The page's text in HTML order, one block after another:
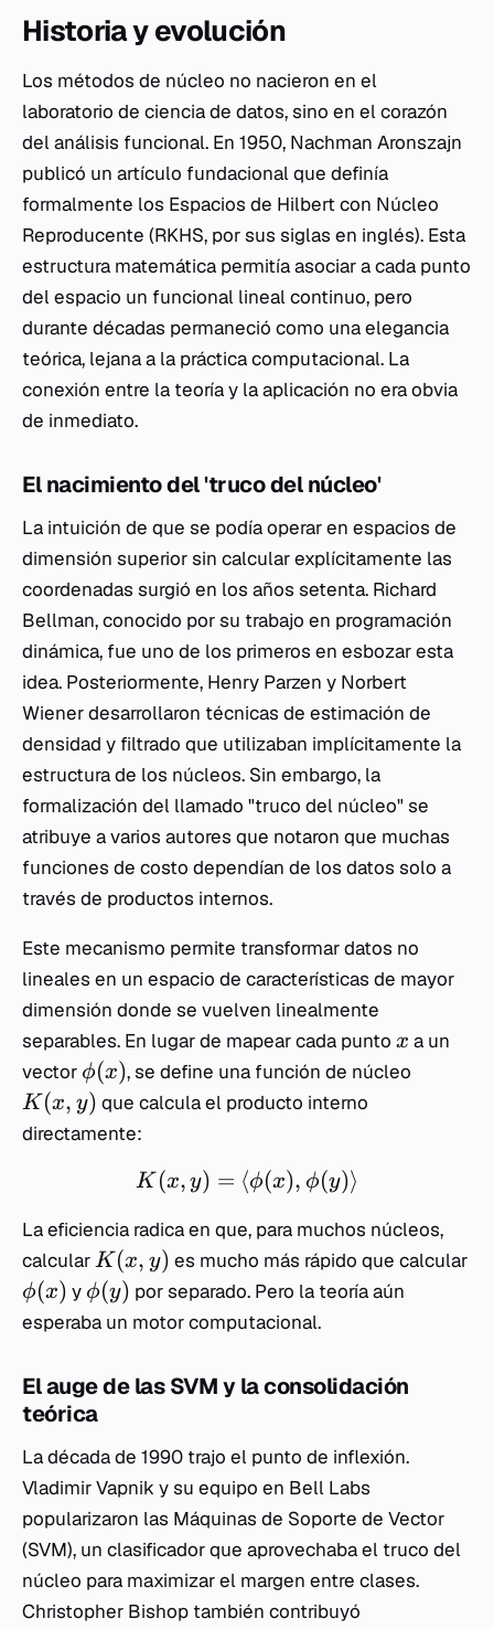
Historia y evolución
Los métodos de núcleo no nacieron en el
laboratorio de ciencia de datos, sino en el corazón
del análisis funcional. En 1950, Nachman Aronszajn
publicó un artículo fundacional que definía
formalmente los Espacios de Hilbert con Núcleo
Reproducente (RKHS, por sus siglas en inglés). Esta
estructura matemática permitía asociar a cada punto
del espacio un funcional lineal continuo, pero
durante décadas permaneció como una elegancia
teórica, lejana a la práctica computacional. La
conexión entre la teoría y la aplicación no era obvia
de inmediato.
El nacimiento del 'truco del núcleo'
La intuición de que se podía operar en espacios de
dimensión superior sin calcular explícitamente las
coordenadas surgió en los años setenta. Richard
Bellman, conocido por su trabajo en programación
dinámica, fue uno de los primeros en esbozar esta
idea. Posteriormente, Henry Parzen y Norbert
Wiener desarrollaron técnicas de estimación de
densidad y filtrado que utilizaban implícitamente la
estructura de los núcleos. Sin embargo, la
formalización del llamado "truco del núcleo" se
atribuye a varios autores que notaron que muchas
funciones de costo dependían de los datos solo a
través de productos internos.
Este mecanismo permite transformar datos no
lineales en un espacio de características de mayor
dimensión donde se vuelven linealmente
separables. En lugar de mapear cada punto x a un
vector ϕ(x), se define una función de núcleo
K (x, y) que calcula el producto interno
directamente:
K (x, y) = ⟨ϕ(x), ϕ(y)⟩
La eficiencia radica en que, para muchos núcleos,
calcular K (x, y) es mucho más rápido que calcular
ϕ(x) y ϕ(y) por separado. Pero la teoría aún
esperaba un motor computacional.
El auge de las SVM y la consolidación
teórica
La década de 1990 trajo el punto de inflexión.
Vladimir Vapnik y su equipo en Bell Labs
popularizaron las Máquinas de Soporte de Vector
(SVM), un clasificador que aprovechaba el truco del
núcleo para maximizar el margen entre clases.
Christopher Bishop también contribuyó